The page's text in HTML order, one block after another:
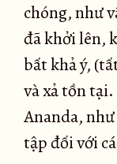
chóng, như
đã khởi lên,
bất khả ý,
và xả tồn
Ananda,
tập đối với